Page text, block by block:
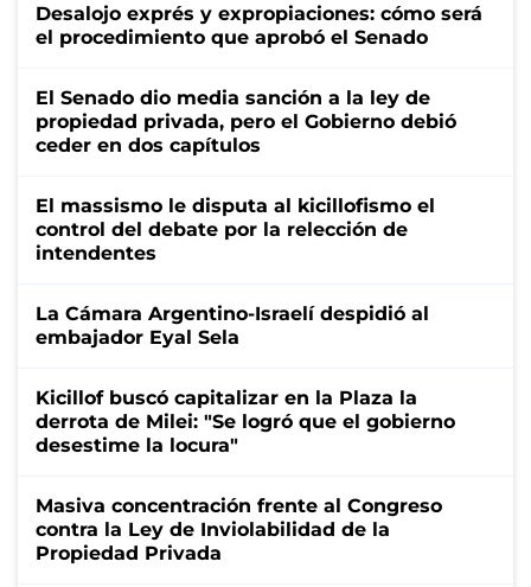
Desalojo exprés y expropiaciones: cómo será
el procedimiento que aprobó el Senado
El Senado dio media sanción a la ley de
propiedad privada, pero el Gobierno debió
ceder en dos capítulos
El massismo le disputa al kicillofismo el
control del debate por la relección de
intendentes
La Cámara Argentino-Israelí despidió al
embajador Eyal Sela
Kicillof buscó capitalizar en la Plaza la
derrota de Milei: "Se logró que el gobierno
desestime la locura"
Masiva concentración frente al Congreso
contra la Ley de Inviolabilidad de la
Propiedad Privada